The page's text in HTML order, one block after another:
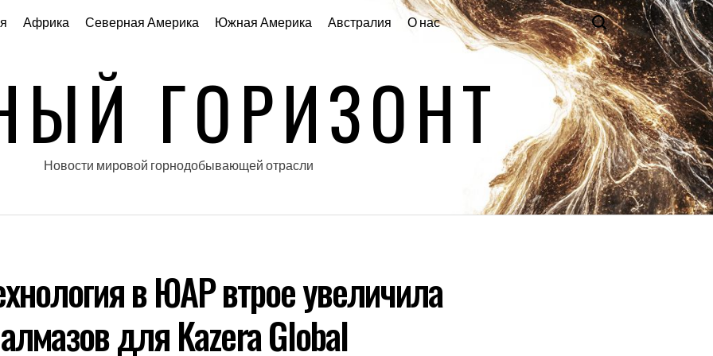
Африка Северная Америка Южная Америка Австралия О нас
ГОРИЗОНТ
Новости мировой горнодобывающей отрасли
в ЮАР втрое увеличила
для Kazera Global